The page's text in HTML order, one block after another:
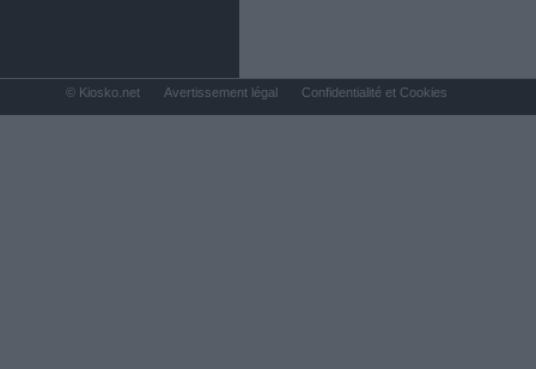
© Kiosko.net Avertissement légal Confidentialité et Cookies